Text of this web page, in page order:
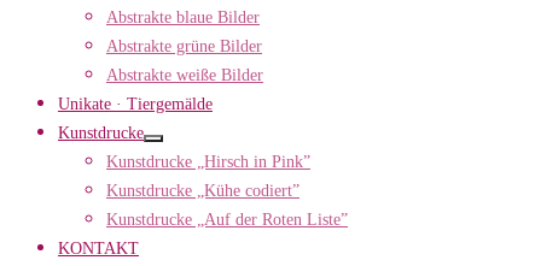
Abstrakte blaue Bilder
Abstrakte grüne Bilder
Abstrakte weiße Bilder
Unikate · Tiergemälde
Kunstdrucke
Kunstdrucke „Hirsch in Pink”
Kunstdrucke „Kühe codiert”
Kunstdrucke „Auf der Roten Liste”
KONTAKT